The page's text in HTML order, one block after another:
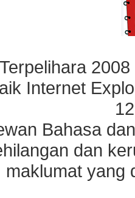
Internet
Bahasa
dan
maklumat yang